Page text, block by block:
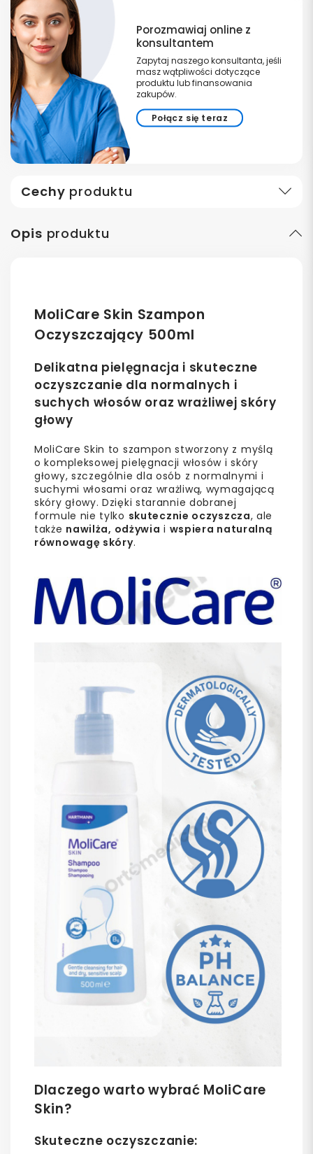
Porozmawiaj online z
konsultantem
Zapytaj naszego konsultanta, jeśli
masz wątpliwości dotyczące
produktu lub finansowania
zakupów.
Połącz się teraz
Cechy produktu
Opis produktu
MoliCare Skin Szampon
Oczyszczający 500ml
Delikatna pielęgnacja i skuteczne
oczyszczanie dla normalnych i
suchych włosów oraz wrażliwej skóry
głowy
MoliCare Skin to szampon stworzony z myślą
o kompleksowej pielęgnacji włosów i skóry
głowy, szczególnie dla osób z normalnymi i
suchymi włosami oraz wrażliwą, wymagającą
skóry głowy. Dzięki starannie dobranej
formule nie tylko skutecznie oczyszcza, ale
także nawilża, odżywia i wspiera naturalną
równowagę skóry.
Dlaczego warto wybrać MoliCare
Skin?
Skuteczne oczyszczanie: